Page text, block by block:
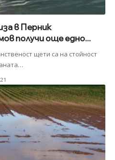
в Перник
получи още едно...
щети са на стойност
…